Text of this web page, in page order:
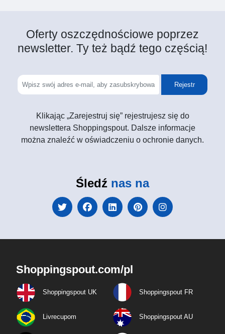
Oferty oszczędnościowe poprzez
newsletter. Ty też bądź tego częścią!
Rejestr
Klikając „Zarejestruj się” rejestrujesz się do
newslettera Shoppingspout. Dalsze informacje
można znaleźć w oświadczeniu o ochronie danych.
Śledź nas na
Shoppingspout.com/pl
Shoppingspout UK Shoppingspout FR
Livrecupom Shoppingspout AU